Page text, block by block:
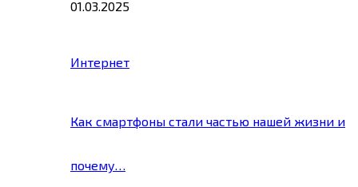
01.03.2025
Интернет
Как смартфоны стали частью нашей жизни и
почему…